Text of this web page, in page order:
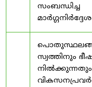
സംബന്ധിച്ച
സ്വത്തിനും
നിൽക്കുന്നതും